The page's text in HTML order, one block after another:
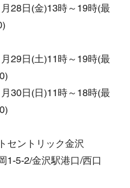
28日(金)13時～19時(最
29日(土)11時～19時(最
30日(日)11時～18時(最
セントリック金沢
1-5-2/金沢駅港口/西口